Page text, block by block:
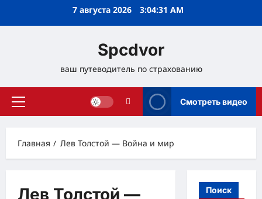
7 августа 2026 3:04:32 AM
Spcdvor
ваш путеводитель по страхованию
Основное
Смотреть видео
Главная Лев Толстой — Война и мир
Лев Толстой —
Поиск